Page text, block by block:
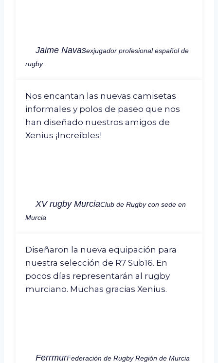
Jaime Navasexjugador profesional español de
rugby
Nos encantan las nuevas camisetas
informales y polos de paseo que nos
han diseñado nuestros amigos de
Xenius ¡Increíbles!
XV rugby MurciaClub de Rugby con sede en
Murcia
Diseñaron la nueva equipación para
nuestra selección de R7 Sub16. En
pocos días representarán al rugby
murciano. Muchas gracias Xenius.
FerrmurFederación de Rugby Región de Murcia